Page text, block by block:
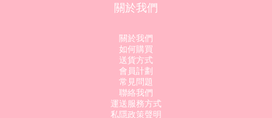
關於我們
關於我們
如何購買
送貨方式
會員計劃
常見問題
聯絡我們
運送服務方式
私隱政策聲明